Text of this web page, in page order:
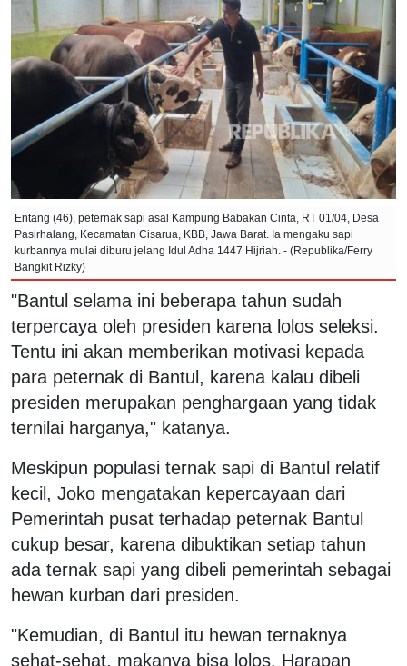
Entang (46), peternak sapi asal Kampung Babakan Cinta, RT 01/04, Desa
Pasirhalang, Kecamatan Cisarua, KBB, Jawa Barat. Ia mengaku sapi
kurbannya mulai diburu jelang Idul Adha 1447 Hijriah. - (Republika/Ferry
Bangkit Rizky)
"Bantul selama ini beberapa tahun sudah
terpercaya oleh presiden karena lolos seleksi.
Tentu ini akan memberikan motivasi kepada
para peternak di Bantul, karena kalau dibeli
presiden merupakan penghargaan yang tidak
ternilai harganya," katanya.
Meskipun populasi ternak sapi di Bantul relatif
kecil, Joko mengatakan kepercayaan dari
Pemerintah pusat terhadap peternak Bantul
cukup besar, karena dibuktikan setiap tahun
ada ternak sapi yang dibeli pemerintah sebagai
hewan kurban dari presiden.
"Kemudian, di Bantul itu hewan ternaknya
sehat-sehat, makanya bisa lolos. Harapan